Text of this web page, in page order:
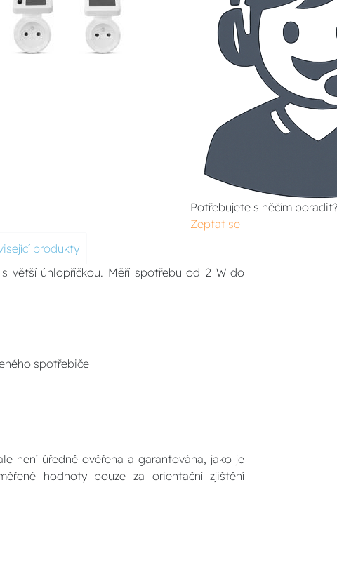
Potřebujete s něčím poradit?
Zeptat se
produkty
větší úhlopříčkou. Měří spotřebu od 2 W do
spotřebiče
není úředně ověřena a garantována, jako je
hodnoty pouze za orientační zjištění